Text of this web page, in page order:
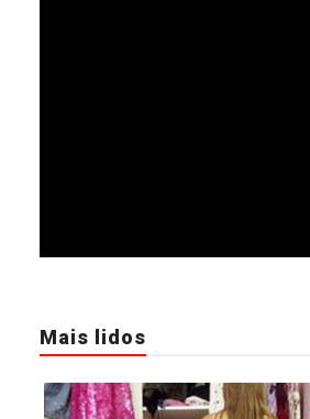
Mais lidos